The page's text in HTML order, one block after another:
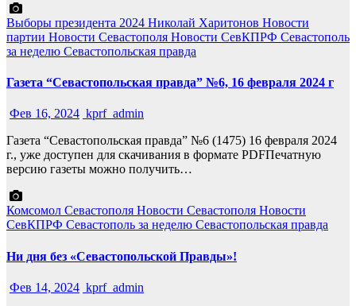
Выборы президента 2024 Николай Харитонов Новости
партии Новости Севастополя Новости СевКПРФ Севастополь
за неделю Севастопольская правда
Газета “Севастопольская правда” №6, 16 февраля 2024 г
Фев 16, 2024 kprf_admin
Газета “Севастопольская правда” №6 (1475) 16 февраля 2024
г., уже доступен для скачивания в формате PDFПечатную
версию газеты можно получить…
Комсомол Севастополя Новости Севастополя Новости
СевКПРФ Севастополь за неделю Севастопольская правда
Ни дня без «Севастопольской Правды»!
Фев 14, 2024 kprf_admin